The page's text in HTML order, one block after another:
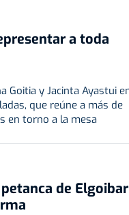
a toda
Goitia y Jacinta Ayastui
que reúne a más de
en torno a la mesa
de Elgoibar